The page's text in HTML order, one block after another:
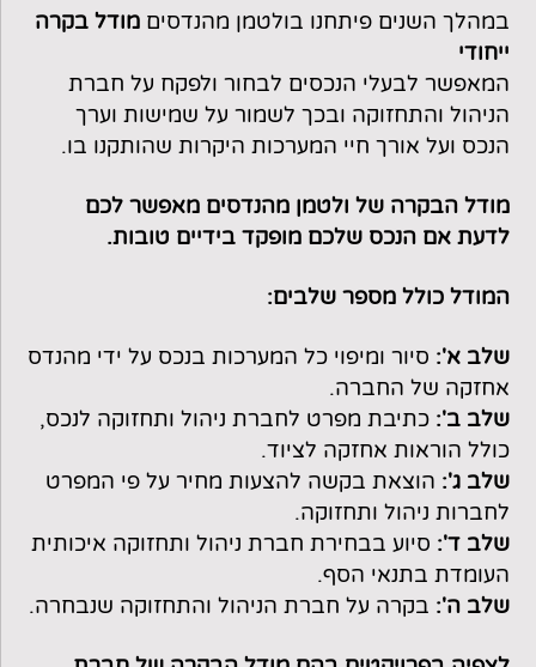
במהלך השנים פיתחנו בולטמן מהנדסיםמודל בקרה
ייחודי
המאפשר לבעלי הנכסים לבחור ולפקח על חברת
הניהול והתחזוקה ובכך לשמור על שמישות וערך
הנכס ועל אורך חיי המערכות היקרות שהותקנו בו.
מודל הבקרה של ולטמן מהנדסים מאפשר לכם
לדעת אם הנכס שלכם מופקד בידיים טובות.
המודל כולל מספר שלבים:
שלב א': סיור ומיפוי כל המערכות בנכס על ידי מהנדס
אחזקה של החברה.
שלב ב': כתיבת מפרט לחברת ניהול ותחזוקה לנכס,
כולל הוראות אחזקה לציוד.
שלב ג': הוצאת בקשה להצעות מחיר על פי המפרט
לחברות ניהול ותחזוקה.
שלב ד': סיוע בבחירת חברת ניהול ותחזוקה איכותית
העומדת בתנאי הסף.
שלב ה': בקרה על חברת הניהול והתחזוקה שנבחרה.